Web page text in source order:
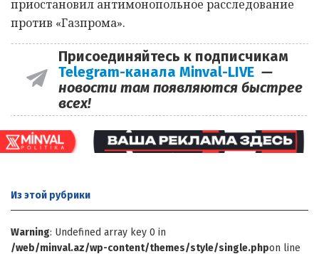
приостановил антимонопольное расследование
против «Газпрома».
Присоединяйтесь к подписчикам
Telegram-канала Minval-LIVE —
новости там появляются быстрее
всех!
Из этой рубрики
Warning: Undefined array key 0 in
/web/minval.az/wp-content/themes/style/single.phpon line